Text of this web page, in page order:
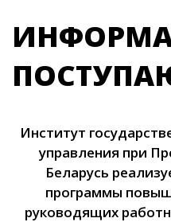
Институт
управления при
Беларусь
программы
руководящих